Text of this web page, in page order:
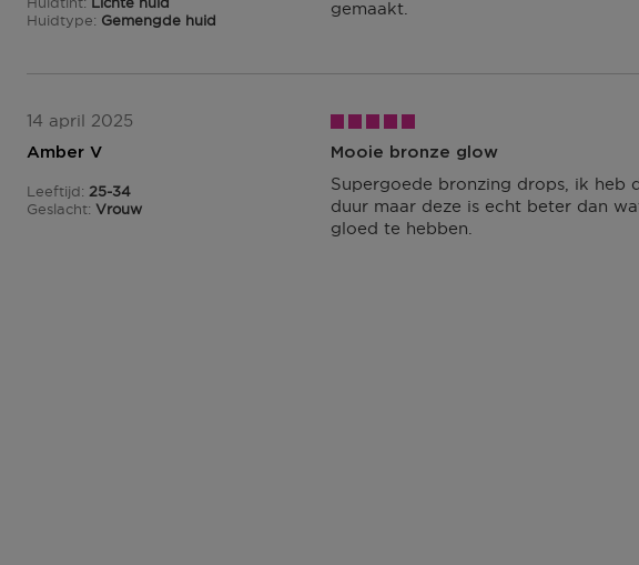
gemaakt.
Huidtype
Gemengde huid
14 april 2025
Mooie bronze glow
Supergoede bronzing drops, ik heb
duur maar deze is echt beter dan
gloed te hebben.
Amber V
Leeftijd
25 tot 3425-34
Geslacht Vrouw